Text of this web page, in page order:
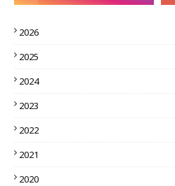
2026
2025
2024
2023
2022
2021
2020